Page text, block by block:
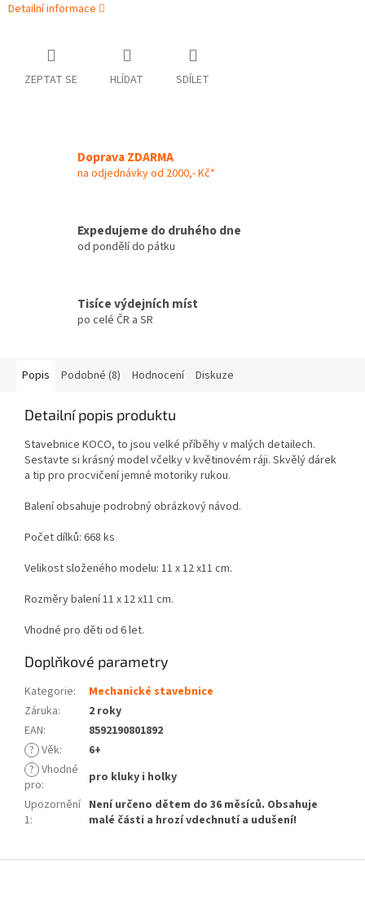
Detailní informace
ZEPTAT SE HLÍDAT SDÍLET
Doprava ZDARMA
na odjednávky od 2000,- Kč*
Expedujeme do druhého dne
od pondělí do pátku
Tisíce výdejních míst
po celé ČR a SR
Popis Podobné (8) Hodnocení Diskuze
Detailní popis produktu
Stavebnice KOCO, to jsou velké příběhy v malých detailech.
Sestavte si krásný model včelky v květinovém ráji. Skvělý dárek
a tip pro procvičení jemné motoriky rukou.
Balení obsahuje podrobný obrázkový návod.
Počet dílků: 668 ks
Velikost složeného modelu: 11 x 12 x11 cm.
Rozměry balení 11 x 12 x11 cm.
Vhodné pro děti od 6 let.
Doplňkové parametry
Kategorie:
Mechanické stavebnice
Záruka:
2 roky
EAN:
8592190801892
? Věk:
6+
? Vhodné
pro:
pro kluky i holky
Upozornění
1:
Není určeno dětem do 36 měsíců. Obsahuje
malé části a hrozí vdechnutí a udušení!